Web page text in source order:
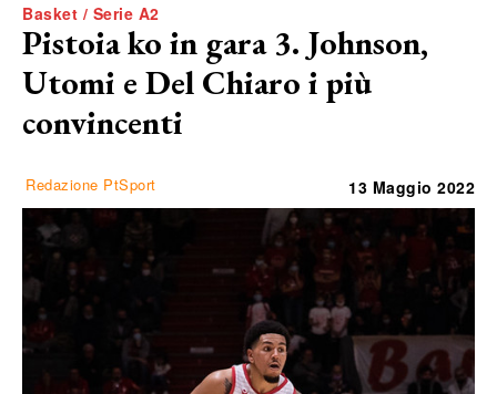
Basket / Serie A2
Pistoia ko in gara 3. Johnson,
Utomi e Del Chiaro i più
convincenti
Redazione PtSport 13 Maggio 2022